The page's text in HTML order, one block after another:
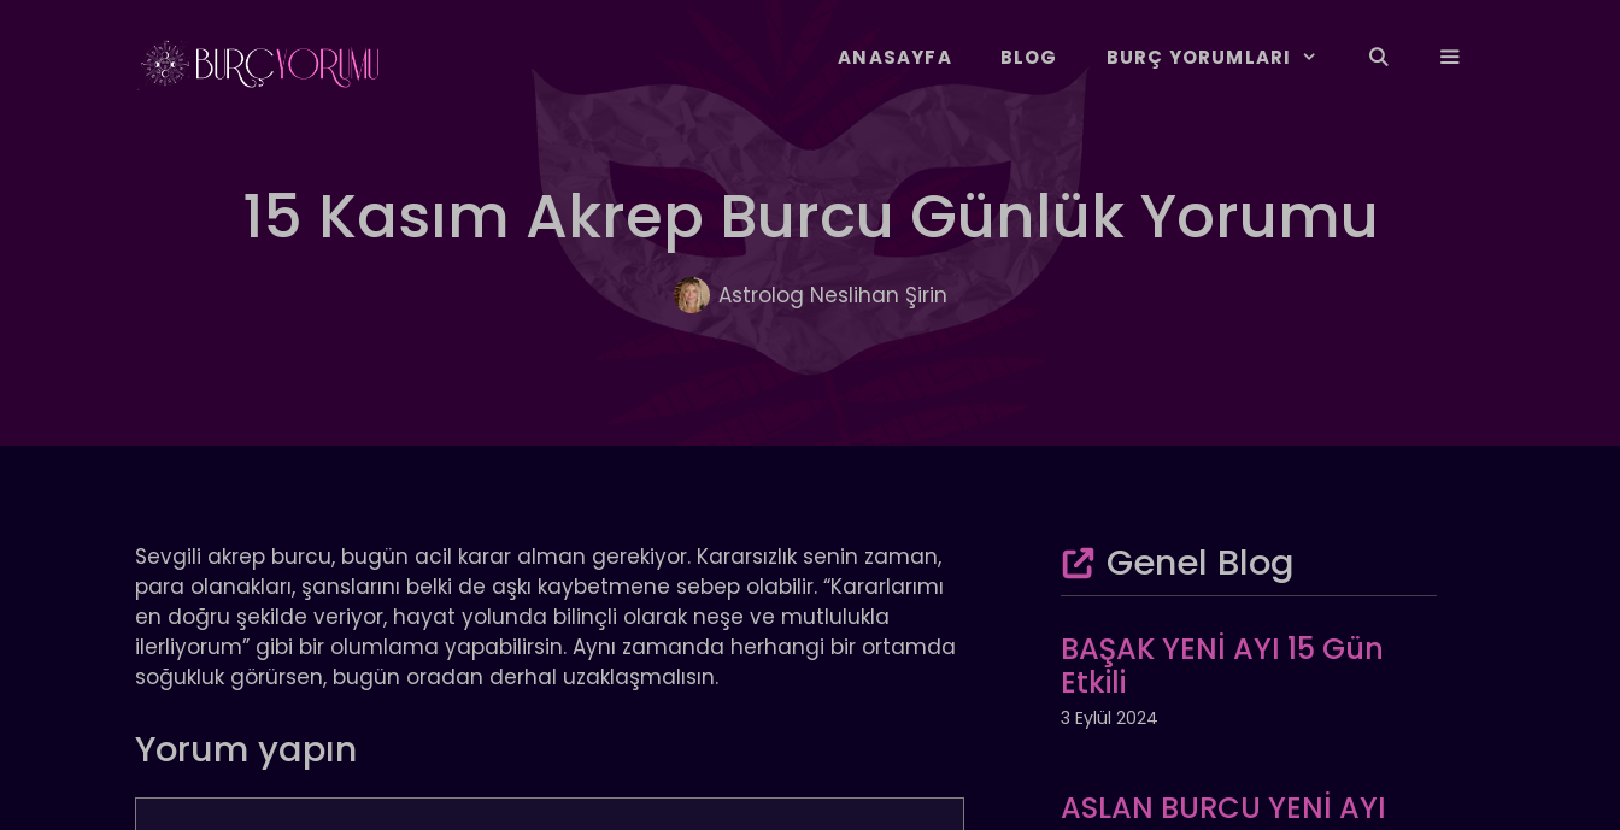
ANASAYFA BLOG BURÇ YORUMLARI
15 Kasım Akrep Burcu Günlük Yorumu
Astrolog Neslihan Şirin
Sevgili akrep burcu, bugün acil karar alman gerekiyor. Kararsızlık senin zaman,
para olanakları, şanslarını belki de aşkı kaybetmene sebep olabilir. “Kararlarımı
en doğru şekilde veriyor, hayat yolunda bilinçli olarak neşe ve mutlulukla
ilerliyorum” gibi bir olumlama yapabilirsin. Aynı zamanda herhangi bir ortamda
soğukluk görürsen, bugün oradan derhal uzaklaşmalısın.
Yorum yapın
Genel Blog
BAŞAK YENİ AYI 15 Gün
Etkili
3 Eylül 2024
ASLAN BURCU YENİ AYI